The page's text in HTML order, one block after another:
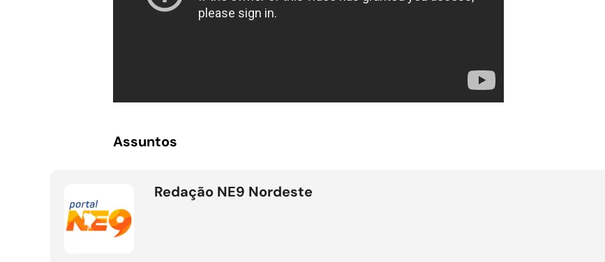
Assuntos
Redação NE9 Nordeste